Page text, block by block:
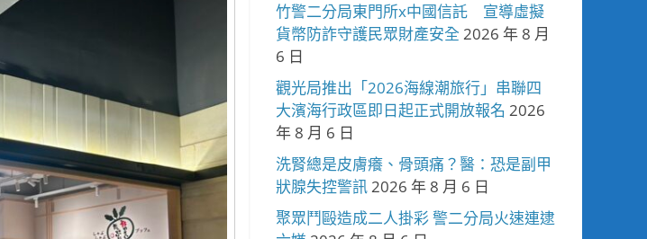
竹警二分局東門所x中國信託 宣導虛擬
貨幣防詐守護民眾財產安全 2026 年 8 月
6 日
觀光局推出「2026海線潮旅行」串聯四
大濱海行政區即日起正式開放報名 2026
年 8 月 6 日
洗腎總是皮膚癢、骨頭痛？醫：恐是副甲
狀腺失控警訊2026 年 8 月 6 日
聚眾鬥毆造成二人掛彩 警二分局火速連逮